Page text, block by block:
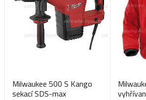
Milwaukee 500 S Kango
sekací SDS-max